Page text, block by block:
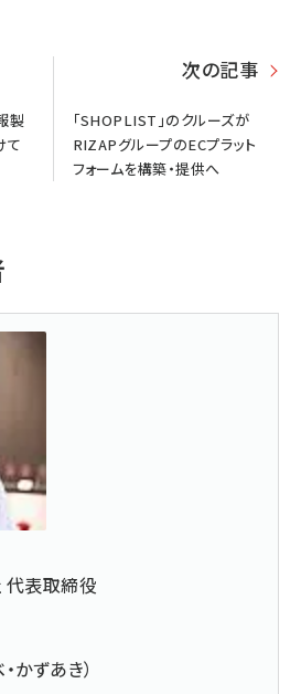
製
て
次の記事
「SHOPLIST」のクルーズが
RIZAPグループのECプラット
フォームを構築・提供へ
代表取締役
かずあき）